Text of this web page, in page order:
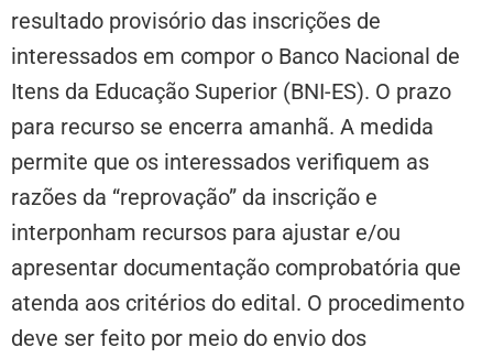
resultado provisório das inscrições de
interessados em compor o Banco Nacional de
Itens da Educação Superior (BNI-ES). O prazo
para recurso se encerra amanhã. A medida
permite que os interessados verifiquem as
razões da “reprovação” da inscrição e
interponham recursos para ajustar e/ou
apresentar documentação comprobatória que
atenda aos critérios do edital. O procedimento
deve ser feito por meio do envio dos